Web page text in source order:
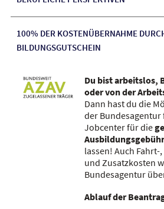
100% DER KOSTENÜBERNAHME
BILDUNGSGUTSCHEIN
Du bist arbeitslos,
oder von der
Dann hast du die
der Bundesagentur
Jobcenter für die
lassen! Auch
und Zusatzkosten
Bundesagentur
Ablauf der